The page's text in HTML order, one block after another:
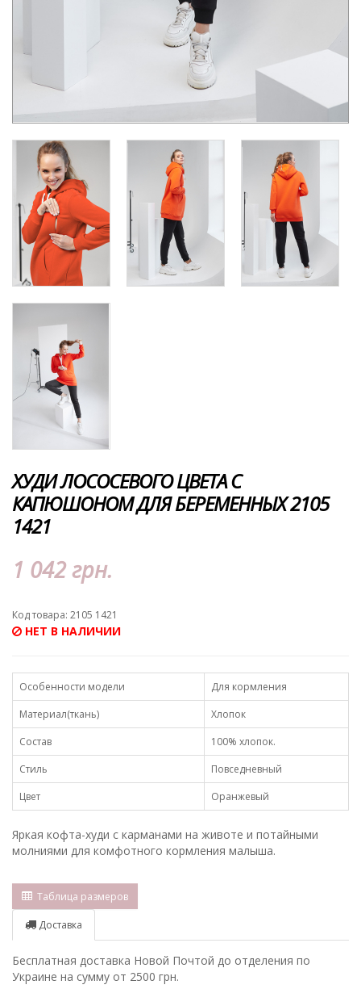
ХУДИ ЛОСОСЕВОГО ЦВЕТА С
КАПЮШОНОМ ДЛЯ БЕРЕМЕННЫХ 2105
1421
1 042 грн.
Код товара: 2105 1421
НЕТ В НАЛИЧИИ
Особенности модели
Для кормления
Материал(ткань)
Хлопок
Состав
100% хлопок.
Стиль
Повседневный
Цвет
Оранжевый
Яркая кофта-худи с карманами на животе и потайными
молниями для комфотного кормления малыша.
Таблица размеров
Доставка
Бесплатная доставка Новой Почтой до отделения по
Украине на сумму от 2500 грн.